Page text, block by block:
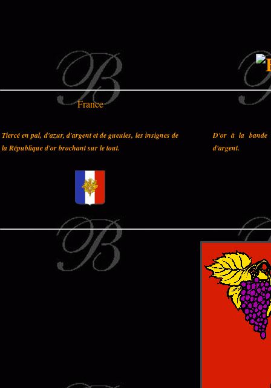
France
Tiercé en pal, d'azur, d'argent et de gueules, les insignes de
la République d'or brochant sur le tout.
D'or à la bande
d'argent.